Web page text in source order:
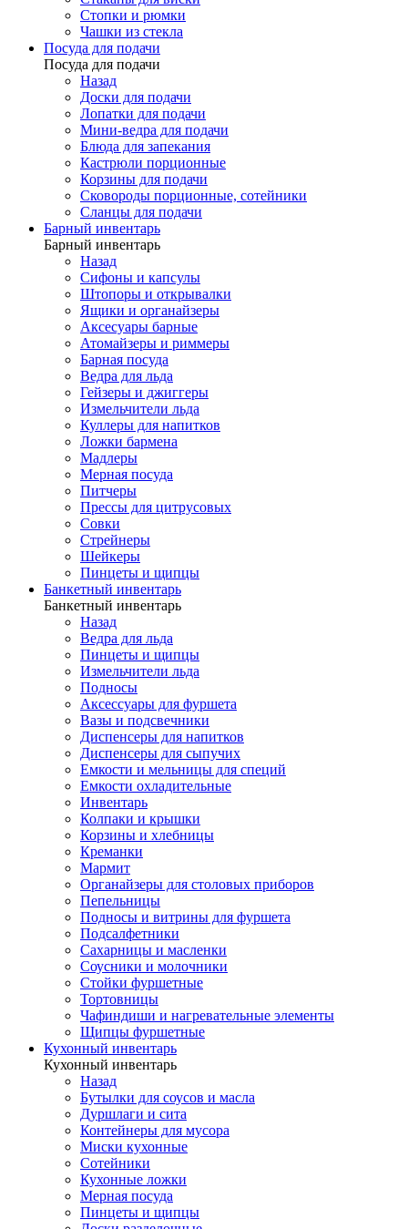
Стопки и рюмки
Чашки из стекла
Посуда для подачи
Посуда для подачи
Назад
Доски для подачи
Лопатки для подачи
Мини-ведра для подачи
Блюда для запекания
Кастрюли порционные
Корзины для подачи
Сковороды порционные, сотейники
Сланцы для подачи
Барный инвентарь
Барный инвентарь
Назад
Сифоны и капсулы
Штопоры и открывалки
Ящики и органайзеры
Аксесуары барные
Атомайзеры и риммеры
Барная посуда
Ведра для льда
Гейзеры и джиггеры
Измельчители льда
Куллеры для напитков
Ложки бармена
Мадлеры
Мерная посуда
Питчеры
Прессы для цитрусовых
Совки
Стрейнеры
Шейкеры
Пинцеты и щипцы
Банкетный инвентарь
Банкетный инвентарь
Назад
Ведра для льда
Пинцеты и щипцы
Измельчители льда
Подносы
Аксессуары для фуршета
Вазы и подсвечники
Диспенсеры для напитков
Диспенсеры для сыпучих
Емкости и мельницы для специй
Емкости охладительные
Инвентарь
Колпаки и крышки
Корзины и хлебницы
Креманки
Мармит
Органайзеры для столовых приборов
Пепельницы
Подносы и витрины для фуршета
Подсалфетники
Сахарницы и масленки
Соусники и молочники
Стойки фуршетные
Тортовницы
Чафиндиши и нагревательные элементы
Щипцы фуршетные
Кухонный инвентарь
Кухонный инвентарь
Назад
Бутылки для соусов и масла
Дуршлаги и сита
Контейнеры для мусора
Миски кухонные
Сотейники
Кухонные ложки
Мерная посуда
Пинцеты и щипцы